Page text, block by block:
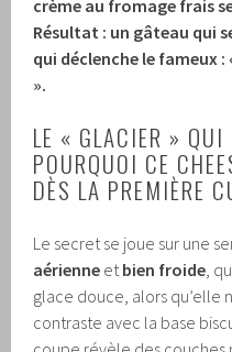
crème au fromage frais
Résultat : un gâteau qui
qui déclenche le fameux
».
LE « GLACIER »
POURQUOI CE
DÈS LA PREMIÈRE
Le secret se joue sur une
aérienne etbien froide,
glace douce, alors qu’elle
contraste avec la base